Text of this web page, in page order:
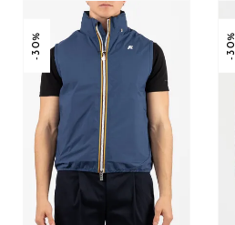
-30% -30%